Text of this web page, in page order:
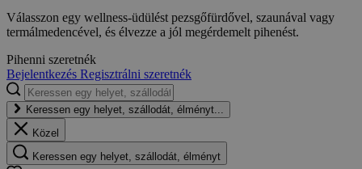
Válasszon egy wellness-üdülést pezsgőfürdővel, szaunával vagy
termálmedencével, és élvezze a jól megérdemelt pihenést.
Pihenni szeretnék
Bejelentkezés Regisztrálni szeretnék
Keressen egy helyet, szállodát, élményt...
Közel
Keressen egy helyet, szállodát, élményt